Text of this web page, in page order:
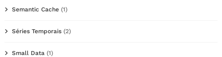
Semantic Cache (1)
Séries Temporais (2)
Small Data (1)